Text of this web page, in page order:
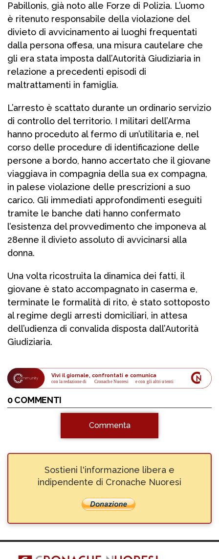
Pabillonis, già noto alle Forze di Polizia. L’uomo
è ritenuto responsabile della violazione del
divieto di avvicinamento ai luoghi frequentati
dalla persona offesa, una misura cautelare che
gli era stata imposta dall’Autorità Giudiziaria in
relazione a precedenti episodi di
maltrattamenti in famiglia.
L’arresto è scattato durante un ordinario servizio
di controllo del territorio. I militari dell’Arma
hanno proceduto al fermo di un’utilitaria e, nel
corso delle procedure di identificazione delle
persone a bordo, hanno accertato che il giovane
viaggiava in compagnia della sua ex compagna,
in palese violazione delle prescrizioni a suo
carico. Gli immediati approfondimenti eseguiti
tramite le banche dati hanno confermato
l’esistenza del provvedimento che imponeva al
28enne il divieto assoluto di avvicinarsi alla
donna.
Una volta ricostruita la dinamica dei fatti, il
giovane è stato accompagnato in caserma e,
terminate le formalità di rito, è stato sottoposto
al regime degli arresti domiciliari, in attesa
dell’udienza di convalida disposta dall’Autorità
Giudiziaria.
Vivi il giornale, confrontati e comunica
con la redazione di Cronache Nuoresi e con gli altri utenti
0 COMMENTI
Commenta
Sostieni l'informazione libera e
indipendente di Cronache Nuoresi